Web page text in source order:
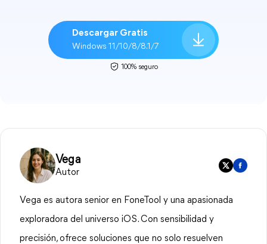
Descargar Gratis
Windows 11/10/8/8.1/7
100% seguro
Vega
Autor
Vega es autora senior en FoneTool y una apasionada
exploradora del universo iOS. Con sensibilidad y
precisión, ofrece soluciones que no solo resuelven